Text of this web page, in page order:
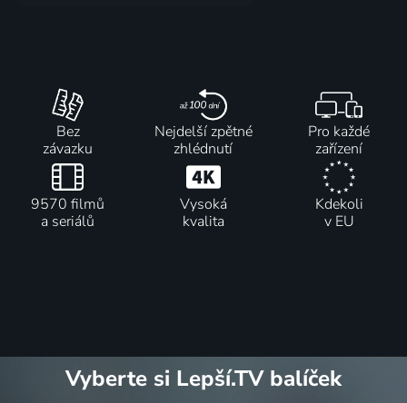
Bez
závazku
Nejdelší zpětné
zhlédnutí
Pro každé
zařízení
9570 filmů
a seriálů
Vysoká
kvalita
Kdekoli
v EU
Vyberte si Lepší.TV balíček